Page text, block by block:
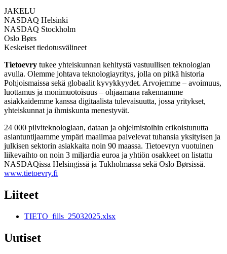
JAKELU
NASDAQ Helsinki
NASDAQ Stockholm
Oslo Børs
Keskeiset tiedotusvälineet
Tietoevry tukee yhteiskunnan kehitystä vastuullisen teknologian
avulla. Olemme johtava teknologiayritys, jolla on pitkä historia
Pohjoismaissa sekä globaalit kyvykkyydet. Arvojemme – avoimuus,
luottamus ja monimuotoisuus – ohjaamana rakennamme
asiakkaidemme kanssa digitaalista tulevaisuutta, jossa yritykset,
yhteiskunnat ja ihmiskunta menestyvät.
24 000 pilviteknologiaan, dataan ja ohjelmistoihin erikoistunutta
asiantuntijaamme ympäri maailmaa palvelevat tuhansia yksityisen ja
julkisen sektorin asiakkaita noin 90 maassa. Tietoevryn vuotuinen
liikevaihto on noin 3 miljardia euroa ja yhtiön osakkeet on listattu
NASDAQissa Helsingissä ja Tukholmassa sekä Oslo Børsissä.
www.tietoevry.fi
Liiteet
TIETO_fills_25032025.xlsx
Uutiset